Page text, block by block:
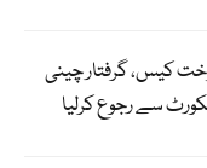
کیس، گرفتار چینی
سے رجوع کرلیا